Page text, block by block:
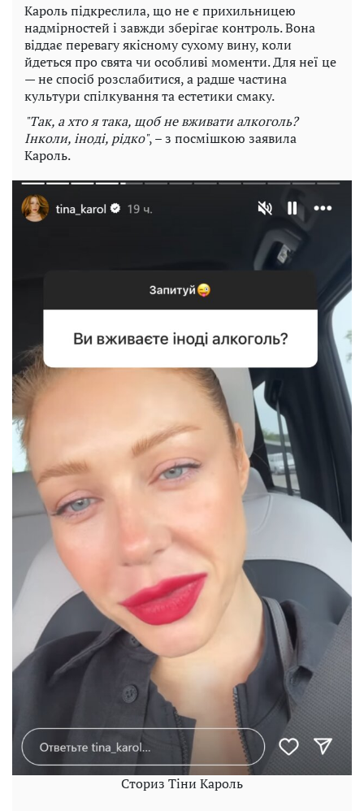
Кароль підкреслила, що не є прихильницею
надмірностей і завжди зберігає контроль. Вона
віддає перевагу якісному сухому вину, коли
йдеться про свята чи особливі моменти. Для неї це
— не спосіб розслабитися, а радше частина
культури спілкування та естетики смаку.
"Так, а хто я така, щоб не вживати алкоголь?
Інколи, іноді, рідко", – з посмішкою заявила
Кароль.
Сториз Тіни Кароль